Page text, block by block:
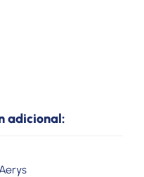
adicional: